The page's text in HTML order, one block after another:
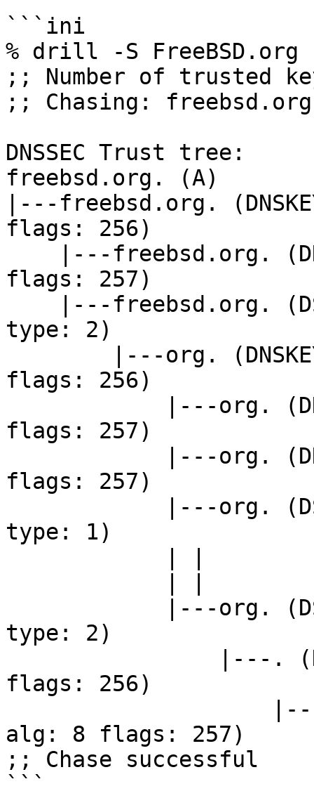
```ini
% drill -S FreeBSD.org
;; Number of trusted
;; Chasing:
DNSSEC Trust tree:
freebsd.org. (A)
|---freebsd.org.
flags: 256)
flags: 257)
type: 2)
flags: 256)
flags: 257)
flags: 257)
type: 1)
type: 2)
flags: 256)
alg: 8 flags: 257)
;; Chase successful
```